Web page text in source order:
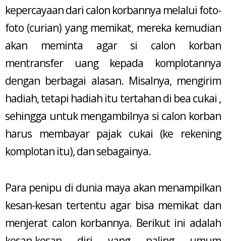
kepercayaan dari calon korbannya melalui foto-
foto (curian) yang memikat, mereka kemudian
akan meminta agar si calon korban
mentransfer uang kepada komplotannya
dengan berbagai alasan. Misalnya, mengirim
hadiah, tetapi hadiah itu tertahan di bea cukai ,
sehingga untuk mengambilnya si calon korban
harus membayar pajak cukai (ke rekening
komplotan itu), dan sebagainya.
Para penipu di dunia maya akan menampilkan
kesan-kesan tertentu agar bisa memikat dan
menjerat calon korbannya. Berikut ini adalah